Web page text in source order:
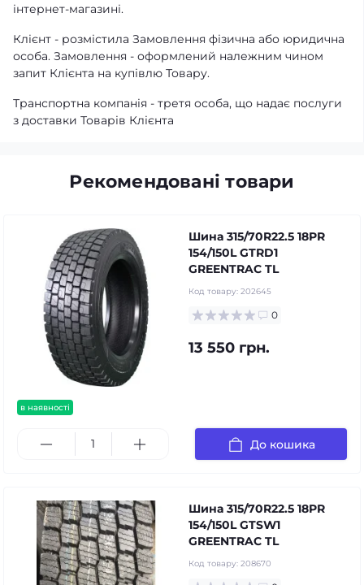
інтернет-магазині.
Клієнт - розмістила Замовлення фізична або юридична
особа. Замовлення - оформлений належним чином
запит Клієнта на купівлю Товару.
Транспортна компанія - третя особа, що надає послуги
з доставки Товарів Клієнта
Рекомендовані товари
в наявності
Шина 315/70R22.5 18PR
154/150L GTRD1
GREENTRAC TL
Код товару: 202645
0
13 550 грн.
До кошика
Шина 315/70R22.5 18PR
154/150L GTSW1
GREENTRAC TL
Код товару: 208670